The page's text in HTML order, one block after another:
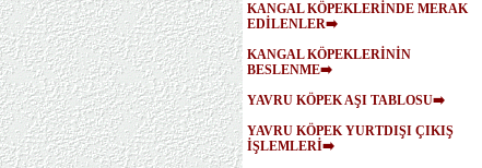
KANGAL KÖPEKLERİNDE MERAK
EDİLENLER➡️
KANGAL KÖPEKLERİNİN
BESLENME➡️
YAVRU KÖPEK AŞI TABLOSU➡️
YAVRU KÖPEK YURTDIŞI ÇIKIŞ
İŞLEMLERİ➡️